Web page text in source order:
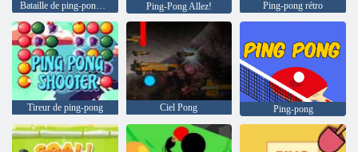
Ping-Pong Allez! Ping-pong rétro
Tireur de ping-pong Ciel Pong Ping-pong